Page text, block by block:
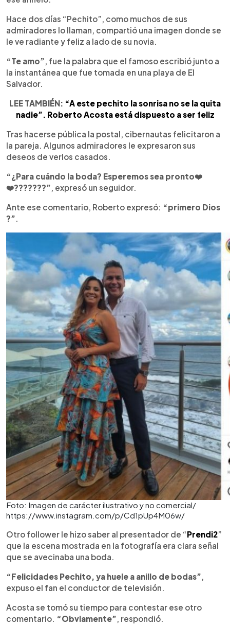
Hace dos días “Pechito”, como muchos de sus
admiradores lo llaman, compartió una imagen donde se
le ve radiante y feliz a lado de su novia.
“Te amo” , fue la palabra que el famoso escribió junto a
la instantánea que fue tomada en una playa de El
Salvador.
LEE TAMBIÉN: “A este pechito la sonrisa no se la quita
nadie”. Roberto Acosta está dispuesto a ser feliz
Tras hacerse pública la postal, cibernautas felicitaron a
la pareja. Algunos admiradores le expresaron sus
deseos de verlos casados.
“¿Para cuándo la boda? Esperemos sea pronto❤️
❤️???????” , expresó un seguidor.
Ante ese comentario, Roberto expresó: “primero Dios
?”
Foto: Imagen de carácter ilustrativo y no comercial/
https://www.instagram.com/p/Cd1pUp4M06w/
Otro follower le hizo saber al presentador de “Prendi2”
que la escena mostrada en la fotografía era clara señal
que se avecinaba una boda.
“Felicidades Pechito, ya huele a anillo de bodas”
expuso el fan el conductor de televisión.
Acosta se tomó su tiempo para contestar ese otro
comentario. “Obviamente” , respondió.